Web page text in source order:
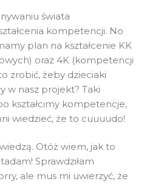
świata
kompetencji. No
plan na kształcenie KK
oraz 4K (kompetencji
zrobić, żeby dzieciaki
w nasz projekt? Taki
kształcimy kompetencje,
wiedzieć, że to cuuuudo!
Otóż wiem, jak to
Sprawdziłam
ale mus mi uwierzyć, że